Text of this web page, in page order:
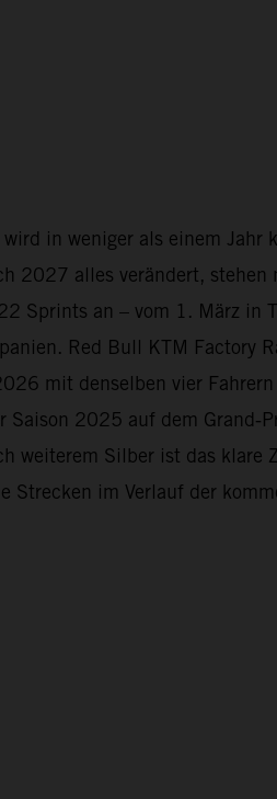
wird in weniger als einem Jahr
2027 alles verändert, stehen
Sprints an – vom 1. März in
Red Bull KTM Factory
mit denselben vier
Saison 2025 auf dem
weiterem Silber ist das klare
Strecken im Verlauf der